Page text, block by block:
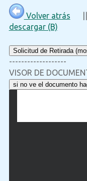
Volver atrás ||
descargar (B)
Solicitud de Retirada
-------------------
VISOR DE
si no ve el documento